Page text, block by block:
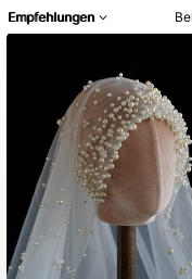
Empfehlungen